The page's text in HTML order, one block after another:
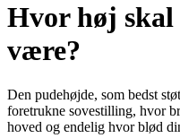
Hvor høj skal
være?
Den pudehøjde, som bedst
foretrukne sovestilling, hvor
hoved og endelig hvor blød